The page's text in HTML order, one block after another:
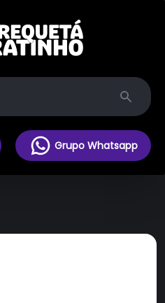
Search
Grupo Whatsapp